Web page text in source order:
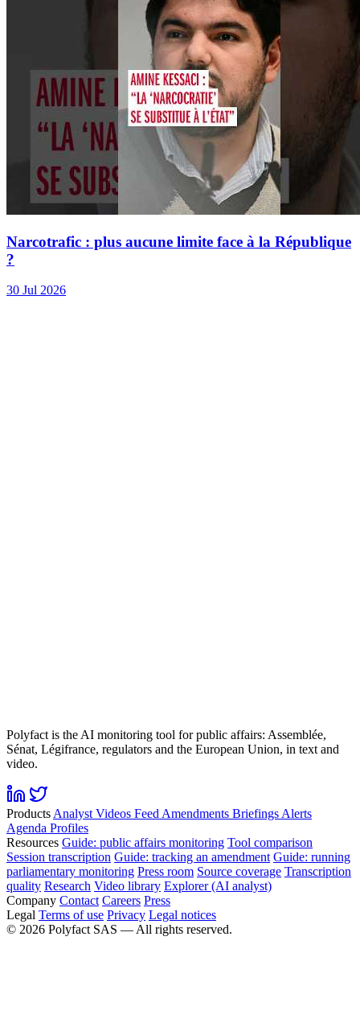
Narcotrafic : plus aucune limite face à la République
?
30 Jul 2026
Polyfact is the AI monitoring tool for public affairs: Assemblée,
Sénat, Légifrance, regulators and the European Union, in text and
video.
Products Analyst Videos Feed Amendments Briefings Alerts
Agenda Profiles
Resources Guide: public affairs monitoring Tool comparison
Session transcription Guide: tracking an amendment Guide: running
parliamentary monitoring Press room Source coverage Transcription
quality Research Video library Explorer (AI analyst)
Company Contact Careers Press
Legal Terms of use Privacy Legal notices
© 2026 Polyfact SAS — All rights reserved.